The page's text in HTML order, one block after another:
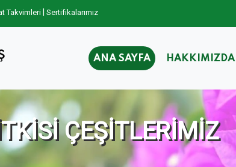
Takvimleri Sertifikalarımız
ANA SAYFA HAKKIMIZDA
ÇEŞİTLERİMİZ